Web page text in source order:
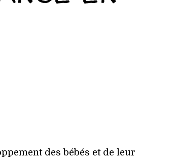
des bébés et de leur